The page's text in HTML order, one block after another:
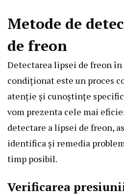
Metode de
de freon
Detectarea lipsei de freon
condiționat este un proces
atenție și cunoștințe
vom prezenta cele mai
detectare a lipsei de freon,
identifica și remedia
timp posibil.
Verificarea